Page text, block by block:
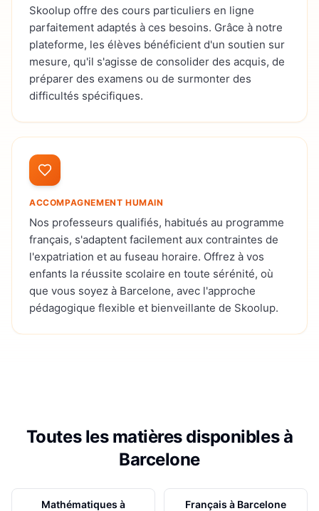
Skoolup offre des cours particuliers en ligne
parfaitement adaptés à ces besoins. Grâce à notre
plateforme, les élèves bénéficient d'un soutien sur
mesure, qu'il s'agisse de consolider des acquis, de
préparer des examens ou de surmonter des
difficultés spécifiques.
ACCOMPAGNEMENT HUMAIN
Nos professeurs qualifiés, habitués au programme
français, s'adaptent facilement aux contraintes de
l'expatriation et au fuseau horaire. Offrez à vos
enfants la réussite scolaire en toute sérénité, où
que vous soyez à Barcelone, avec l'approche
pédagogique flexible et bienveillante de Skoolup.
Toutes les matières disponibles à
Barcelone
Mathématiques à
Français à Barcelone